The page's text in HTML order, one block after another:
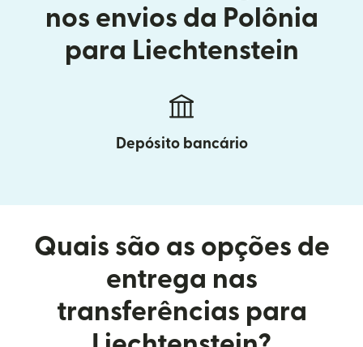
nos envios da Polônia
para Liechtenstein
Depósito bancário
Quais são as opções de
entrega nas
transferências para